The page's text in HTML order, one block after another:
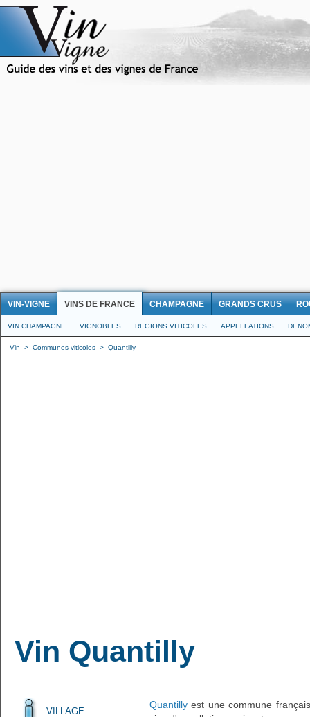
VIN-VIGNE VINS DE FRANCE CHAMPAGNE GRANDS CRUS
VIN CHAMPAGNE VIGNOBLES REGIONS VITICOLES APPELLATIONS
Vin > Communes viticoles > Quantilly
Vin Quantilly
VILLAGE
Quantilly est une commune